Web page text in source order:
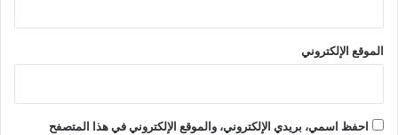
الموقع الإلكتروني
احفظ اسمي، بريدي الإلكتروني، والموقع الإلكتروني في هذا المتصفح